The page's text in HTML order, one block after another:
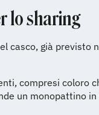
lo sharing
casco, già previsto
compresi coloro
un monopattino